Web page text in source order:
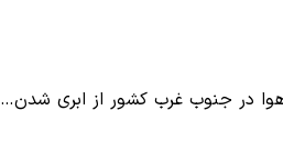
در جنوب غرب کشور از ابری شدن…